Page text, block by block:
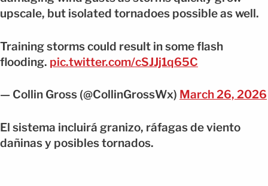
upscale, but isolated tornadoes possible as well.
Training storms could result in some flash
flooding. pic.twitter.com/cSJJj1q65C
— Collin Gross (@CollinGrossWx) March 26, 2026
El sistema incluirá granizo, ráfagas de viento
dañinas y posibles tornados.